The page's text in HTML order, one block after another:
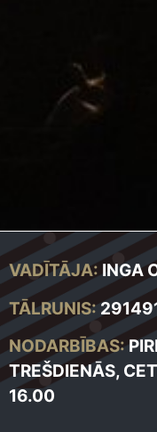
VADĪTĀJA:INGA
TĀLRUNIS:
NODARBĪBAS:
TREŠDIENĀS,
16.00